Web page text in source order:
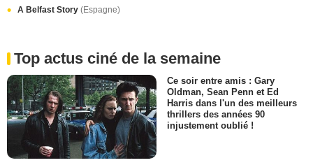
A Belfast Story (Espagne)
Top actus ciné de la semaine
Ce soir entre amis : Gary
Oldman, Sean Penn et Ed
Harris dans l'un des meilleurs
thrillers des années 90
injustement oublié !